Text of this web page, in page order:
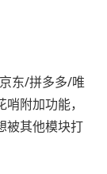
东/拼多多/唯
附加功能，
被其他模块打